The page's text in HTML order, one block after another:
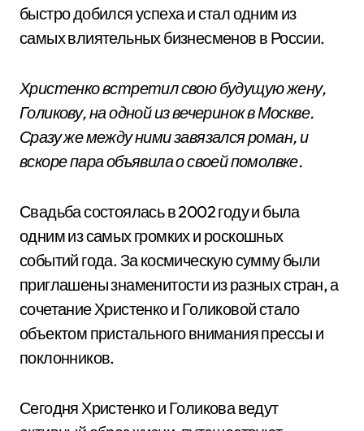
быстро добился успеха и стал одним из
самых влиятельных бизнесменов в России.
Христенко встретил свою будущую жену,
Голикову, на одной из вечеринок в Москве.
Сразу же между ними завязался роман, и
вскоре пара объявила о своей помолвке.
Свадьба состоялась в 2002 году и была
одним из самых громких и роскошных
событий года. За космическую сумму были
приглашены знаменитости из разных стран, а
сочетание Христенко и Голиковой стало
объектом пристального внимания прессы и
поклонников.
Сегодня Христенко и Голикова ведут